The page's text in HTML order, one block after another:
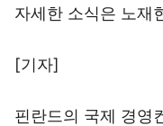
자세한 소식은 노재
[기자]
핀란드의 국제 경영